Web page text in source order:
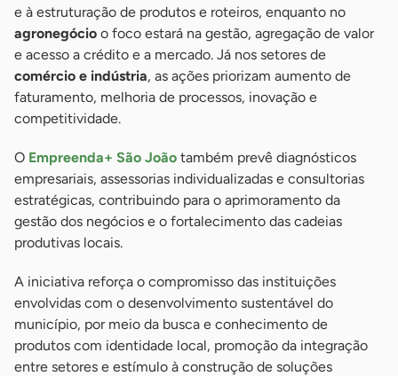
e à estruturação de produtos e roteiros, enquanto no
agronegócio o foco estará na gestão, agregação de valor
e acesso a crédito e a mercado. Já nos setores de
comércio e indústria, as ações priorizam aumento de
faturamento, melhoria de processos, inovação e
competitividade.
O Empreenda+ São João também prevê diagnósticos
empresariais, assessorias individualizadas e consultorias
estratégicas, contribuindo para o aprimoramento da
gestão dos negócios e o fortalecimento das cadeias
produtivas locais.
A iniciativa reforça o compromisso das instituições
envolvidas com o desenvolvimento sustentável do
município, por meio da busca e conhecimento de
produtos com identidade local, promoção da integração
entre setores e estímulo à construção de soluções